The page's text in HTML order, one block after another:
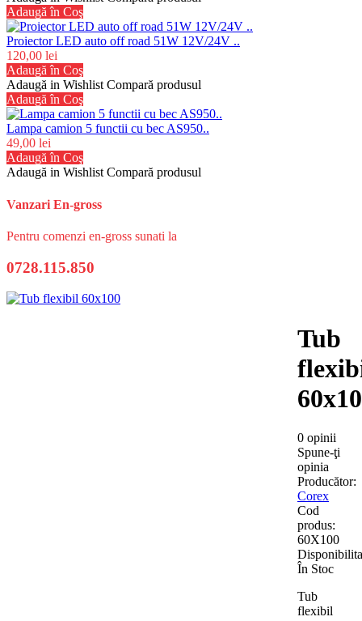
Adaugă în Coş
Proiector LED auto off road 51W 12V/24V ..
120,00 lei
Adaugă în Coş
Adaugă in Wishlist Compară produsul
Adaugă în Coş
Lampa camion 5 functii cu bec AS950..
49,00 lei
Adaugă în Coş
Adaugă in Wishlist Compară produsul
Vanzari En-gross
Pentru comenzi en-gross sunati la
0728.115.850
Tub
0 opinii
Spune-ţi
opinia
Producător:
Corex
Cod
produs:
60X100
În Stoc
Tub
flexibil